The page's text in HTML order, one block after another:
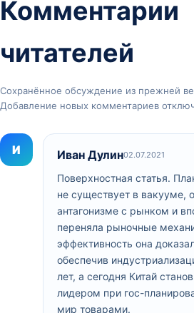
Комментарии
читателей
Сохранённое обсуждение из прежней
Добавление новых комментариев
И Иван Дулин02.07.2021
Поверхностная статья.
не существует в вакууме,
антагонизме с рынком и
переняла рыночные
эффективность она
обеспечив
лет, а сегодня Китай
лидером при гос-
мир товарами.